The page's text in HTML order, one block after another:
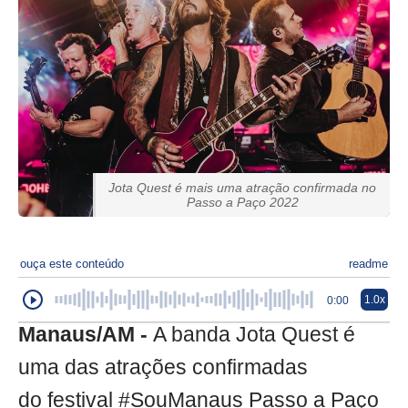
Jota Quest é mais uma atração confirmada no
Passo a Paço 2022
ouça este conteúdo readme
0:00 1.0x
Manaus/AM - A banda Jota Quest é
uma das atrações confirmadas
do festival #SouManaus Passo a Paço